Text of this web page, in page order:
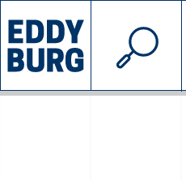
INIZIATIVE
© 2026